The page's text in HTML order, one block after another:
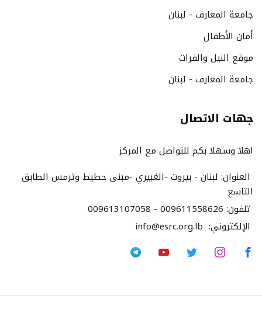
جامعة المعارف - لبنان
أمان الأطفال
موقع النيل والفرات
جامعة المعارف - لبنان
جهات الاتصال
اهلا وسهلا بكم للتواصل مع المركز
العنوان: لبنان - بيروت -الغبيري -مبنى حطيط وترمس الطابق
التاسع
تلفون: 009613107058 - 009611558626
الإلكتروني: